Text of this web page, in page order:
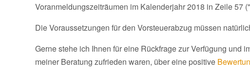
Voranmeldungszeiträumen im Kalenderjahr 2018 in Zeile 57
Die Voraussetzungen für den Vorsteuerabzug müssen
Gerne stehe ich Ihnen für eine Rückfrage zur Verfügung und
meiner Beratung zufrieden waren, über eine positive